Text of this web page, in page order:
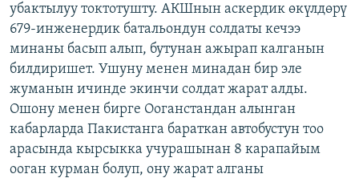
ЭЖЕ-СИҢДИЛЕР
АЗАТТЫК+
ЫҢГАЙСЫЗ СУРООЛОР
ОНЛАЙН ШЕРИНЕ
ЭЕ/АРнун бардык сайттары
убактылуу токтотушту. АКШнын аскердик өкүлдөрү
679-инженердик батальондун солдаты кечээ
минаны басып алып, бутунан ажырап калганын
билдиришет. Ушуну менен минадан бир эле
жуманын ичинде экинчи солдат жарат алды.
Ошону менен бирге Ооганстандан алынган
кабарларда Пакистанга бараткан автобустун тоо
арасында кырсыкка учурашынан 8 карапайым
ооган курман болуп, ону жарат алганы